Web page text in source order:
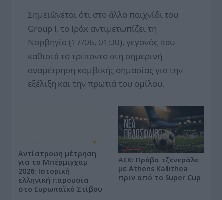
Σημειώνεται ότι στο άλλο παιχνίδι του
Group I, το Ιράκ αντιμετωπίζει τη
Νορβηγία (17/06, 01:00), γεγονός που
καθιστά το τρίποντο στη σημερινή
αναμέτρηση κομβικής σημασίας για την
εξέλιξη και την πρωτιά του ομίλου.
Αντίστροφη μέτρηση
για το Μπέρμιγχαμ
2026: Ιστορική
ελληνική παρουσία
στο Ευρωπαϊκό Στίβου
ΑΕΚ: Πρόβα τζενεράλε
με Athens Kallithea
πριν από το Super Cup